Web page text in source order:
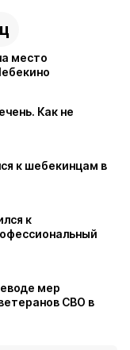
место
Как не
к шебекинцам в
к
мер
СВО в